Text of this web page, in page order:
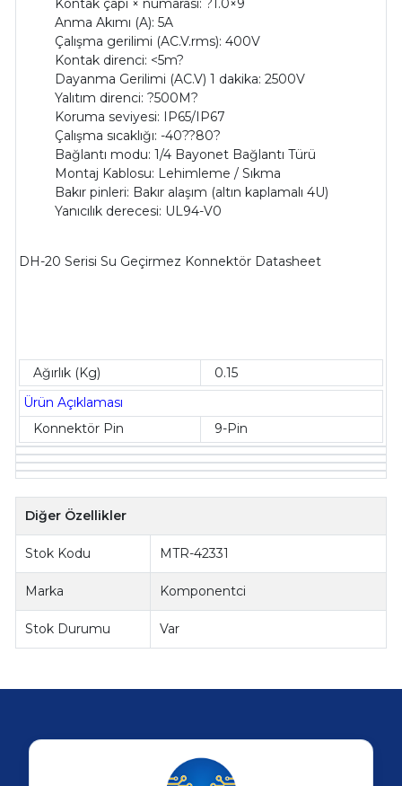
Kontak çapı × numarası: ?1.0×9
Anma Akımı (A): 5A
Çalışma gerilimi (AC.V.rms): 400V
Kontak direnci: <5m?
Dayanma Gerilimi (AC.V) 1 dakika: 2500V
Yalıtım direnci: ?500M?
Koruma seviyesi: IP65/IP67
Çalışma sıcaklığı: -40??80?
Bağlantı modu: 1/4 Bayonet Bağlantı Türü
Montaj Kablosu: Lehimleme / Sıkma
Bakır pinleri: Bakır alaşım (altın kaplamalı 4U)
Yanıcılık derecesi: UL94-V0
DH-20 Serisi Su Geçirmez Konnektör Datasheet
Ağırlık (Kg)
0.15
Ürün Açıklaması
Konnektör Pin
9-Pin
Diğer Özellikler
Stok Kodu MTR-42331
Marka Komponentci
Stok Durumu Var